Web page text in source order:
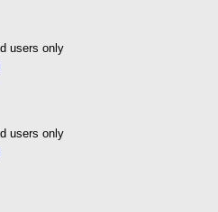
users only
users only